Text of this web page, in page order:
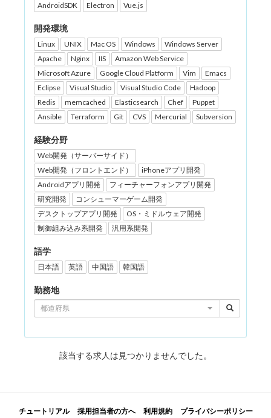
AndroidSDK
Electron Vue.js
開発環境
Linux UNIX Mac OS Windows
Windows Server
Apache
Nginx IIS
Amazon Web Service
Microsoft Azure
Google Cloud Platform Vim
Emacs
Eclipse
Visual Studio Visual Studio Code
Hadoop
Redis
memcached Elasticsearch Chef
Puppet
Ansible
Terraform Git CVS Mercurial Subversion
経験分野
Web開発（サーバーサイド）
Web開発（フロントエンド）
iPhoneアプリ開発
Androidアプリ開発
フィーチャーフォンアプリ開発
研究開発
コンシューマーゲーム開発
デスクトップアプリ開発
OS・ミドルウェア開発
制御組み込み系開発
汎用系開発
語学
日本語 英語 中国語 韓国語
勤務地
都道府県
該当する求人は見つかりませんでした。
チュートリアル 採用担当者の方へ 利用規約 プライバシーポリシー